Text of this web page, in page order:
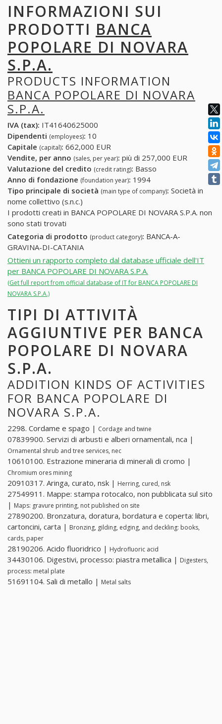
INFORMAZIONI SUI
PRODOTTI BANCA
POPOLARE DI NOVARA
S.P.A.
PRODUCTS INFORMATION
BANCA POPOLARE DI NOVARA
S.P.A.
IVA (tax): IT41640625000
Dipendenti (employees): 10
Capitale (capital): 662,000 EUR
Vendite, per anno (sales, per year): più di 257,000 EUR
Valutazione del credito (credit rating): Basso
Anno di fondazione (foundation year): 1994
Tipo principale di società (main type of company): Società in
nome collettivo (s.n.c.)
I prodotti creati in BANCA POPOLARE DI NOVARA S.P.A. non
sono stati trovati
Categoria di prodotto (product category): BANCA-A-
GRAVINA-DI-CATANIA
Ottieni un rapporto completo dal database ufficiale dell'IT
per BANCA POPOLARE DI NOVARA S.P.A.
(Get full report from official database of IT for BANCA POPOLARE DI
NOVARA S.P.A.)
TIPI DI ATTIVITÀ
AGGIUNTIVE PER BANCA
POPOLARE DI NOVARA
S.P.A.
ADDITION KINDS OF ACTIVITIES
FOR BANCA POPOLARE DI
NOVARA S.P.A.
2298. Cordame e spago | Cordage and twine
07839900. Servizi di arbusti e alberi ornamentali, nca |
Ornamental shrub and tree services, nec
10610100. Estrazione mineraria di minerali di cromo |
Chromium ores mining
20910317. Aringa, curato, nsk | Herring, cured, nsk
27549911. Mappe: stampa rotocalco, non pubblicata sul sito
| Maps: gravure printing, not published on site
27890200. Bronzatura, doratura, bordatura e coperta: libri,
cartoncini, carta | Bronzing, gilding, edging, and deckling: books,
cards, paper
28190206. Acido fluoridrico | Hydrofluoric acid
34430106. Digestivi, processo: piastra metallica | Digesters,
process: metal plate
51691104. Sali di metallo | Metal salts